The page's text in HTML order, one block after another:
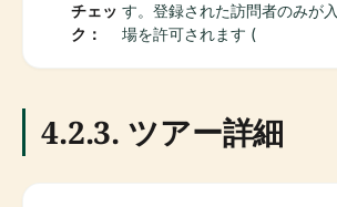
チェッ
ク：
す。登録された訪問者のみが入
場を許可されます (
4.2.3. ツアー詳細